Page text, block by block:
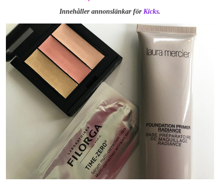
Innehåller annonslänkar för Kicks.